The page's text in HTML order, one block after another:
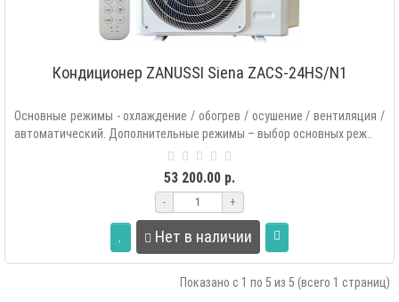
Кондиционер ZANUSSI Siena ZACS-24HS/N1
Основные режимы - охлаждение / обогрев / осушение / вентиляция /
автоматический. Дополнительные режимы – выбор основных реж..
53 200.00 р.
- +
Нет в наличии
Показано с 1 по 5 из 5 (всего 1 страниц)